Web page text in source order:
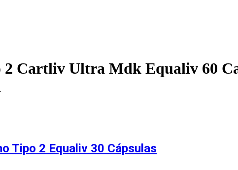
2 Cartliv Ultra Mdk Equaliv 60
Tipo 2 Equaliv 30 Cápsulas